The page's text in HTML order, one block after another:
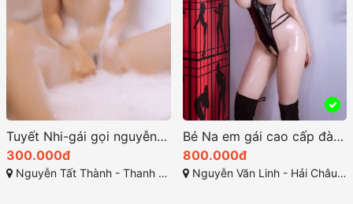
Tuyết Nhi-gái gọi nguyễn tất thành dâm Siêu xinh Ngọt ngào
300.000đ
Nguyễn Tất Thành - Thanh Khê - Đà Nẵng
Bé Na em gái cao cấp đà nẵng đáng yêu và xinh đẹp
800.000đ
Nguyễn Văn Linh - Hải Châu - Đà Nẵng